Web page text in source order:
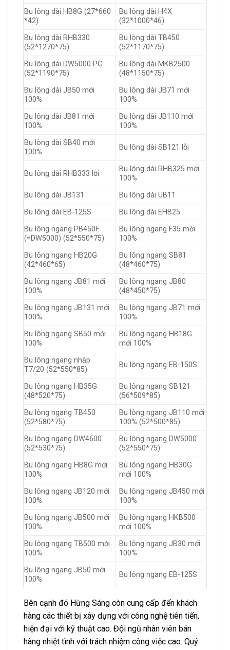
Bu lông dài HB8G (27*660
*42)
Bu lông dài H4X
(32*1000*46)
Bu lông dài RHB330
(52*1270*75)
Bu lông dài TB450
(52*1170*75)
Bu lông dài DW5000 PG
(52*1190*75)
Bu lông dài MKB2500
(48*1150*75)
Bu lông dài JB50 mới
100%
Bu lông dài JB71 mới
100%
Bu lông dài JB81 mới
100%
Bu lông dài JB110 mới
100%
Bu lông dài SB40 mới
100%
Bu lông dài SB121 lỗi
Bu lông dài RHB333 lỗi
Bu lông dài RHB325 mới
100%
Bu lông dài JB131
Bu lông dài UB11
Bu lông dài EB-125S
Bu lông dài EHB25
Bu lông ngang PB450F
(=DW5000) (52*550*75)
Bu lông ngang F35 mới
100%
Bu lông ngang HB20G
(42*460*65)
Bu lông ngang SB81
(48*460*75)
Bu lông ngang JB81 mới
100%
Bu lông ngang JB80
(48*450*75)
Bu lông ngang JB131 mới
100%
Bu lông ngang JB71 mới
100%
Bu lông ngang SB50 mới
100%
Bu lông ngang HB18G
mới 100%
Bu lông ngang nhập
T7/20 (52*550*85)
Bu lông ngang EB-150S
Bu lông ngang HB35G
(48*520*75)
Bu lông ngang SB121
(56*509*85)
Bu lông ngang TB450
(52*580*75)
Bu lông ngang JB110 mới
100% (52*500*85)
Bu lông ngang DW4600
(52*530*75)
Bu lông ngang DW5000
(52*550*75)
Bu lông ngang HB8G mới
100%
Bu lông ngang HB30G
mới 100%
Bu lông ngang JB120 mới
100%
Bu lông ngang JB450 mới
100%
Bu lông ngang JB500 mới
100%
Bu lông ngang HKB500
mới 100%
Bu lông ngang TB500 mới
100%
Bu lông ngang JB30 mới
100%
Bu lông ngang JB50 mới
100%
Bu lông ngang EB-125S
Bên cạnh đó Hừng Sáng còn cung cấp đến khách
hàng các thiết bị xây dựng với công nghệ tiên tiến,
hiện đại với kỹ thuật cao. Đội ngũ nhân viên bán
hàng nhiệt tình với trách nhiệm công việc cao. Quý